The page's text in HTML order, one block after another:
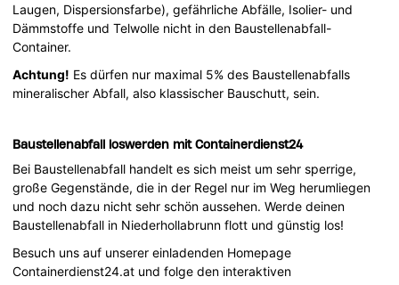
Laugen, Dispersionsfarbe), gefährliche Abfälle, Isolier- und
Dämmstoffe und Telwolle nicht in den Baustellenabfall-
Container.
Achtung! Es dürfen nur maximal 5% des Baustellenabfalls
mineralischer Abfall, also klassischer Bauschutt, sein.
Baustellenabfall loswerden mit Containerdienst24
Bei Baustellenabfall handelt es sich meist um sehr sperrige,
große Gegenstände, die in der Regel nur im Weg herumliegen
und noch dazu nicht sehr schön aussehen. Werde deinen
Baustellenabfall in Niederhollabrunn flott und günstig los!
Besuch uns auf unserer einladenden Homepage
Containerdienst24.at und folge den interaktiven